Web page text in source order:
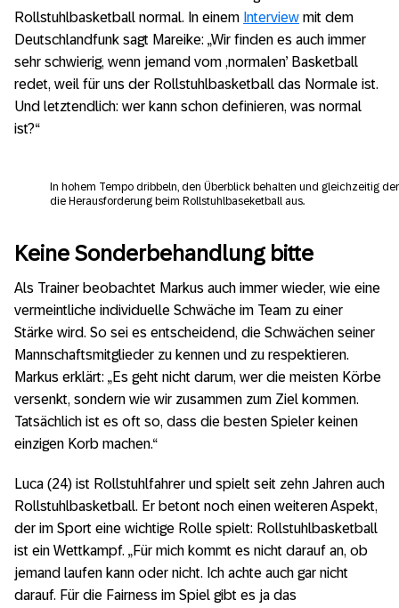
Rollstuhlbasketball normal. In einem Interview mit dem
Deutschlandfunk sagt Mareike: „Wir finden es auch immer
sehr schwierig, wenn jemand vom ,normalen’ Basketball
redet, weil für uns der Rollstuhlbasketball das Normale ist.
Und letztendlich: wer kann schon definieren, was normal
ist?“
In hohem Tempo dribbeln, den Überblick behalten und gleichzeitig
die Herausforderung beim Rollstuhlbaseketball aus.
Keine Sonderbehandlung bitte
Als Trainer beobachtet Markus auch immer wieder, wie eine
vermeintliche individuelle Schwäche im Team zu einer
Stärke wird. So sei es entscheidend, die Schwächen seiner
Mannschaftsmitglieder zu kennen und zu respektieren.
Markus erklärt: „Es geht nicht darum, wer die meisten Körbe
versenkt, sondern wie wir zusammen zum Ziel kommen.
Tatsächlich ist es oft so, dass die besten Spieler keinen
einzigen Korb machen.“
Luca (24) ist Rollstuhlfahrer und spielt seit zehn Jahren auch
Rollstuhlbasketball. Er betont noch einen weiteren Aspekt,
der im Sport eine wichtige Rolle spielt: Rollstuhlbasketball
ist ein Wettkampf. „Für mich kommt es nicht darauf an, ob
jemand laufen kann oder nicht. Ich achte auch gar nicht
darauf. Für die Fairness im Spiel gibt es ja das